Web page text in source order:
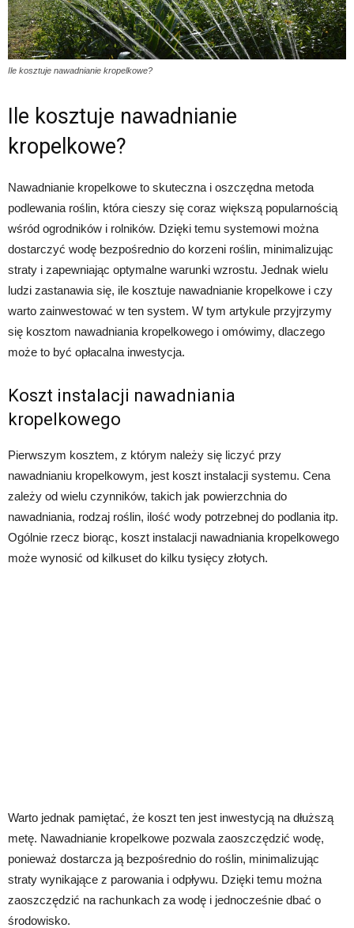
Ile kosztuje nawadnianie kropelkowe?
Ile kosztuje nawadnianie
kropelkowe?
Nawadnianie kropelkowe to skuteczna i oszczędna metoda
podlewania roślin, która cieszy się coraz większą popularnością
wśród ogrodników i rolników. Dzięki temu systemowi można
dostarczyć wodę bezpośrednio do korzeni roślin, minimalizując
straty i zapewniając optymalne warunki wzrostu. Jednak wielu
ludzi zastanawia się, ile kosztuje nawadnianie kropelkowe i czy
warto zainwestować w ten system. W tym artykule przyjrzymy
się kosztom nawadniania kropelkowego i omówimy, dlaczego
może to być opłacalna inwestycja.
Koszt instalacji nawadniania
kropelkowego
Pierwszym kosztem, z którym należy się liczyć przy
nawadnianiu kropelkowym, jest koszt instalacji systemu. Cena
zależy od wielu czynników, takich jak powierzchnia do
nawadniania, rodzaj roślin, ilość wody potrzebnej do podlania itp.
Ogólnie rzecz biorąc, koszt instalacji nawadniania kropelkowego
może wynosić od kilkuset do kilku tysięcy złotych.
Warto jednak pamiętać, że koszt ten jest inwestycją na dłuższą
metę. Nawadnianie kropelkowe pozwala zaoszczędzić wodę,
ponieważ dostarcza ją bezpośrednio do roślin, minimalizując
straty wynikające z parowania i odpływu. Dzięki temu można
zaoszczędzić na rachunkach za wodę i jednocześnie dbać o
środowisko.